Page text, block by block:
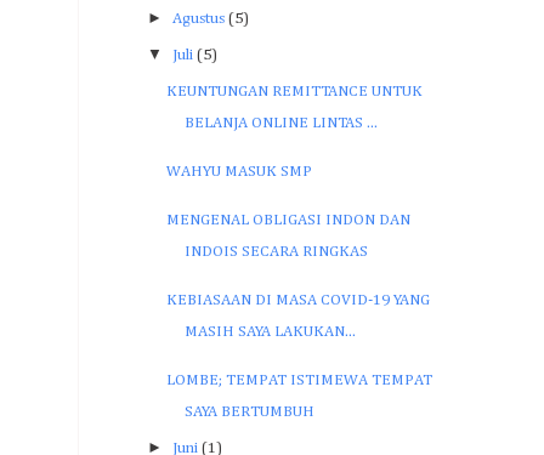
► Agustus (5)
▼ Juli (5)
KEUNTUNGAN REMITTANCE UNTUK
BELANJA ONLINE LINTAS ...
WAHYU MASUK SMP
MENGENAL OBLIGASI INDON DAN
INDOIS SECARA RINGKAS
KEBIASAAN DI MASA COVID-19 YANG
MASIH SAYA LAKUKAN...
LOMBE; TEMPAT ISTIMEWA TEMPAT
SAYA BERTUMBUH
► Juni (1)